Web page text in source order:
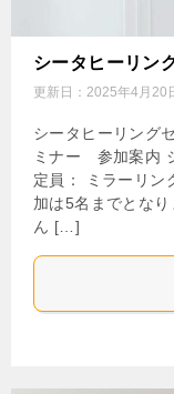
シータヒーリン
更新日： 2025年4月20
シータヒーリング
ミナー 参加案内
定員： ミラーリン
加は5名までとな
ん […]